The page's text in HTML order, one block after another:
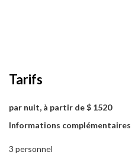
Tarifs
par nuit, à partir de $ 1520
Informations complémentaires
3 personnel